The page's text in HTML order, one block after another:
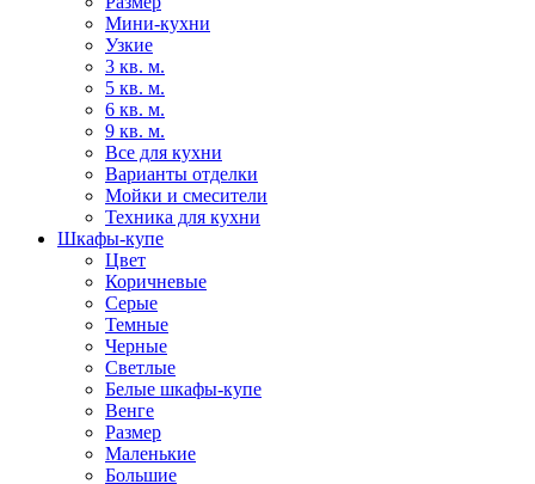
Мини-кухни
Узкие
3 кв. м.
5 кв. м.
6 кв. м.
9 кв. м.
Все для кухни
Варианты отделки
Мойки и смесители
Техника для кухни
Шкафы-купе
Цвет
Коричневые
Серые
Темные
Черные
Светлые
Белые шкафы-купе
Венге
Размер
Маленькие
Большие